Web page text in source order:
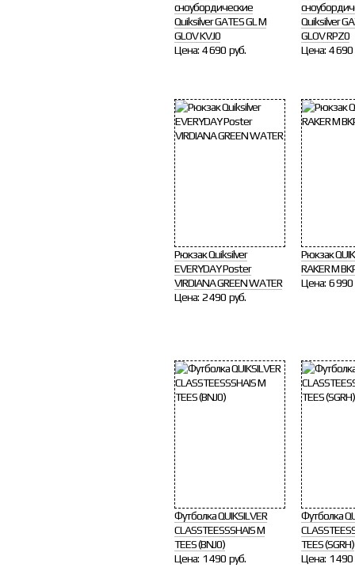
сноубордические
Quiksilver GATES GL M
GLOV KVJ0
Цена: 4 690 руб.
Quiksilver
GLOV RPZ0
Цена: 4 690
Рюкзак Quiksilver
EVERYDAY Poster
VIRDIANA GREEN WATER
Цена: 2 490 руб.
Рюкзак
RAKER M
Цена: 6 990
Футболка QUIKSILVER
CLASSTEESSSHAIS M
TEES (BNJ0)
Цена: 1 490 руб.
Футболка
TEES (SGRH)
Цена: 1 490